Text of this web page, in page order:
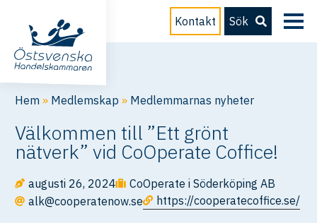
Kontakt Sök
Hem » Medlemskap » Medlemmarnas nyheter
Välkommen till ”Ett grönt
nätverk” vid CoOperate Coffice!
augusti 26, 2024
CoOperate i Söderköping AB
alk@cooperatenow.se
https://cooperatecoffice.se/